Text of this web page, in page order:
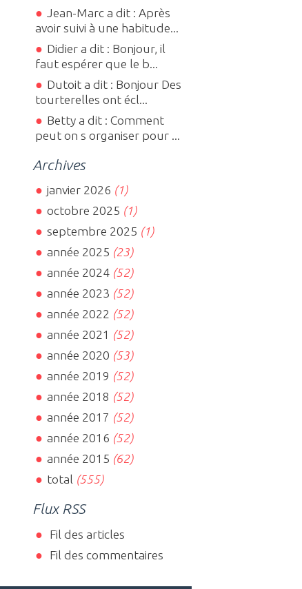
Jean-Marc a dit : Après
avoir suivi à une habitude...
Didier a dit : Bonjour, il
faut espérer que le b...
Dutoit a dit : Bonjour Des
tourterelles ont écl...
Betty a dit : Comment
peut on s organiser pour ...
Archives
janvier 2026 (1)
octobre 2025 (1)
septembre 2025 (1)
année 2025 (23)
année 2024(52)
année 2023 (52)
année 2022 (52)
année 2021 (52)
année 2020 (53)
année 2019 (52)
année 2018 (52)
année 2017 (52)
année 2016 (52)
année 2015 (62)
total (555)
Flux RSS
Fil des articles
Fil des commentaires